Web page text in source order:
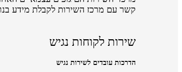
קשר עם מרכז השירות לקבלת מידע
שירות לקוחות נגיש
הדרכות עובדים לשירות נגיש